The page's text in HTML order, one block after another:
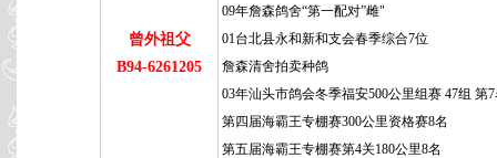
曾外祖父
B94-6261205
09年詹森鸽舍“第一配对”雌"
01台北县永和新和支会春季综合7位
詹森清舍拍卖种鸽
03年汕头市鸽会冬季福安500公里组赛 47组 第
第四届海霸王专棚赛300公里资格赛8名
第五届海霸王专棚赛第4关180公里8名